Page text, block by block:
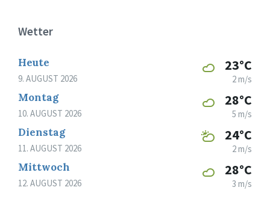
Wetter
Heute
9. AUGUST 2026
23°C
2 m/s
Montag
10. AUGUST 2026
28°C
5 m/s
Dienstag
11. AUGUST 2026
24°C
2 m/s
Mittwoch
12. AUGUST 2026
28°C
3 m/s